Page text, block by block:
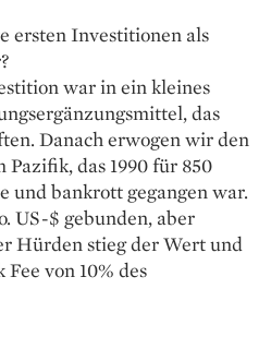
ersten Investitionen als
war in ein kleines
das
Danach erwogen wir den
Pazifik, das 1990 für 850
und bankrott gegangen war.
US-$ gebunden, aber
Hürden stieg der Wert und
von 10% des